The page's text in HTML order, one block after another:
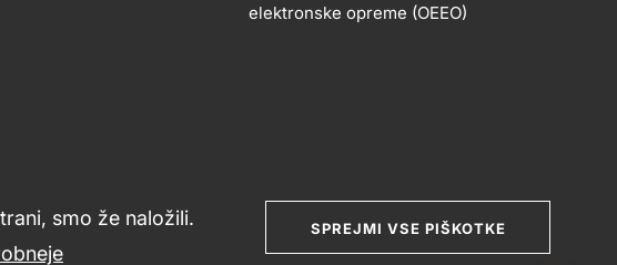
smo že naložili.
SPREJMI VSE PIŠKOTKE
elektronske opreme (OEEO)